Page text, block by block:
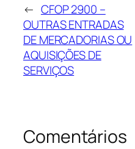
← CFOP 2900 –
OUTRAS ENTRADAS
DE MERCADORIAS OU
AQUISIÇÕES DE
SERVIÇOS
Comentários